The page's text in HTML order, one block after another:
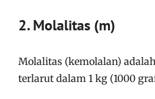
2. Molalitas (m)
Molalitas (kemolalan)
terlarut dalam 1 kg (1000